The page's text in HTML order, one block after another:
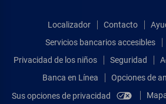
Localizador Contacto
Servicios bancarios accesibles
Privacidad de los niños
Seguridad
Banca en Línea
Opciones de
Sus opciones de privacidad